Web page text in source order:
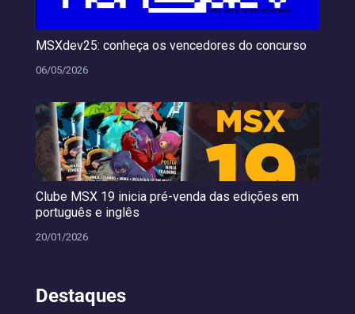
MSXdev25: conheça os vencedores do concurso
06/05/2026
Clube MSX 19 inicia pré-venda das edições em
português e inglês
20/01/2026
Destaques